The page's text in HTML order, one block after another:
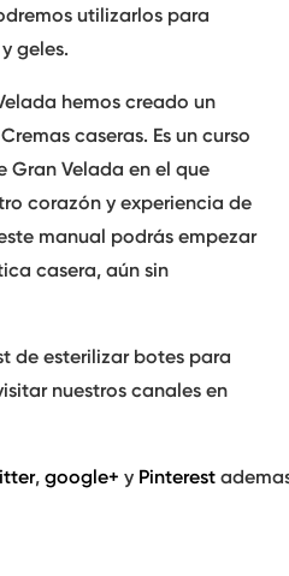
utilizarlos para
geles.
hemos creado un
caseras. Es un curso
Gran Velada en el que
corazón y experiencia de
manual podrás empezar
casera, aún sin
de esterilizar botes para
nuestros canales en
, google+ y Pinterest